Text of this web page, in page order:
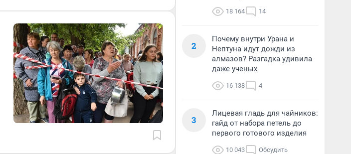
18 164 14
2
Почему внутри Урана и
Нептуна идут дожди из
алмазов? Разгадка удивила
даже ученых
16 138 4
3
Лицевая гладь для чайников:
гайд от набора петель до
первого готового изделия
10 043 Обсудить